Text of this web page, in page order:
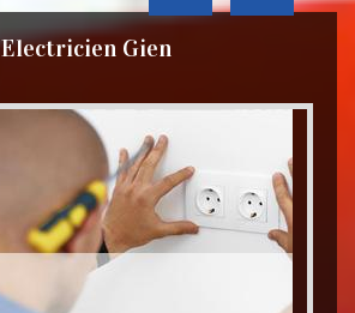
Electricien Gien